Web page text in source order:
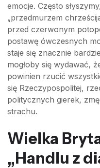
emocje. Często
„przedmurzem
przed czerwonym
postawę ówczesnych
staje się znacznie
mogłoby się wydawać,
powinien rzucić
się Rzeczypospolitej,
politycznych gierek,
strachu.
Wielka
„Handlu z